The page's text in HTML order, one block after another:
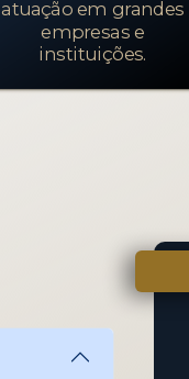
atuação em grandes
empresas e
instituições.